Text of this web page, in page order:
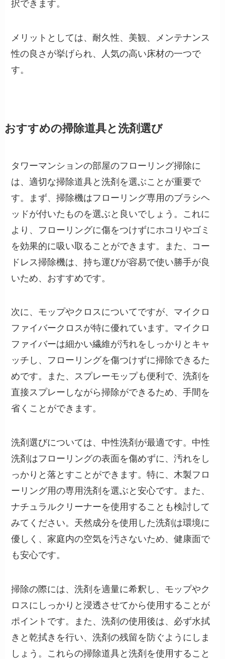
択できます。
メリットとしては、耐久性、美観、メンテナンス
性の良さが挙げられ、人気の高い床材の一つで
す。
おすすめの掃除道具と洗剤選び
タワーマンションの部屋のフローリング掃除に
は、適切な掃除道具と洗剤を選ぶことが重要で
す。まず、掃除機はフローリング専用のブラシヘ
ッドが付いたものを選ぶと良いでしょう。これに
より、フローリングに傷をつけずにホコリやゴミ
を効果的に吸い取ることができます。また、コー
ドレス掃除機は、持ち運びが容易で使い勝手が良
いため、おすすめです。
次に、モップやクロスについてですが、マイクロ
ファイバークロスが特に優れています。マイクロ
ファイバーは細かい繊維が汚れをしっかりとキャ
ッチし、フローリングを傷つけずに掃除できるた
めです。また、スプレーモップも便利で、洗剤を
直接スプレーしながら掃除ができるため、手間を
省くことができます。
洗剤選びについては、中性洗剤が最適です。中性
洗剤はフローリングの表面を傷めずに、汚れをし
っかりと落とすことができます。特に、木製フロ
ーリング用の専用洗剤を選ぶと安心です。また、
ナチュラルクリーナーを使用することも検討して
みてください。天然成分を使用した洗剤は環境に
優しく、家庭内の空気を汚さないため、健康面で
も安心です。
掃除の際には、洗剤を適量に希釈し、モップやク
ロスにしっかりと浸透させてから使用することが
ポイントです。また、洗剤の使用後は、必ず水拭
きと乾拭きを行い、洗剤の残留を防ぐようにしま
しょう。これらの掃除道具と洗剤を使用すること